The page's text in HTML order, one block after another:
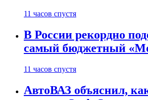
11 часов спустя
В России рекордно
самый бюджетный
11 часов спустя
АвтоВАЗ объяснил,